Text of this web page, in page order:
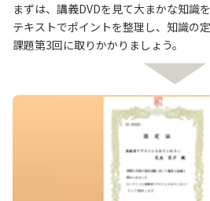
まずは、講義DVDを見て大まかな知識
テキストでポイントを整理し、知識の
課題第3回に取りかかりましょう。